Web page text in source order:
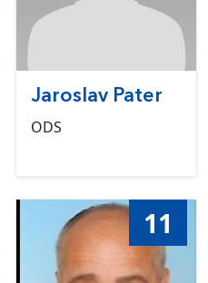
Jaroslav Pater
ODS
11